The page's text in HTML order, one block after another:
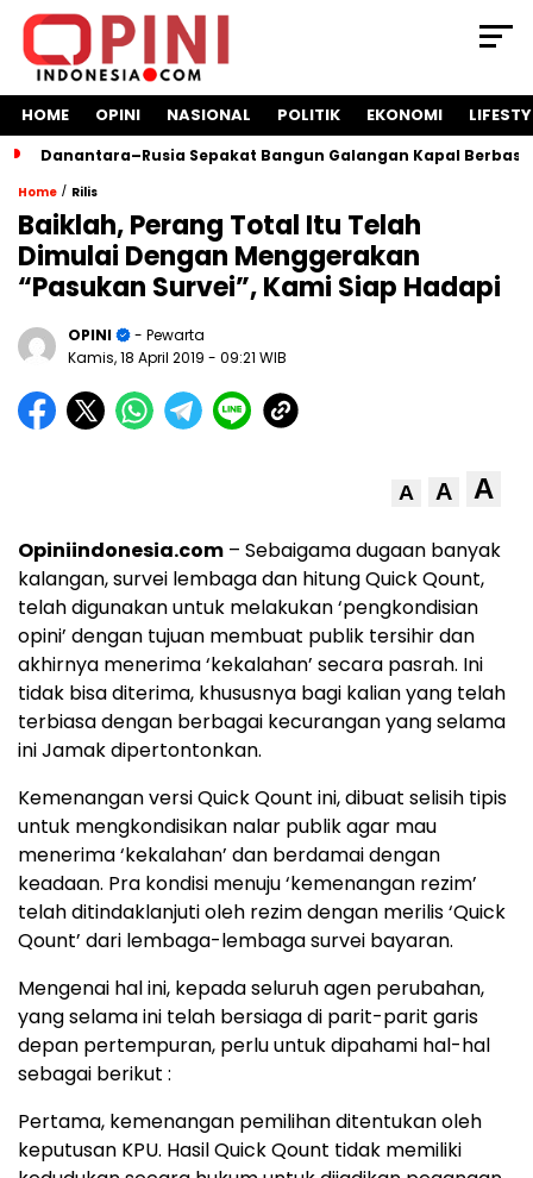
HOME OPINI NASIONAL POLITIK EKONOMI
Danantara–Rusia Sepakat Bangun Galangan Kapal
Home / Rilis
Baiklah, Perang Total Itu Telah
Dimulai Dengan Menggerakan
“Pasukan Survei”, Kami Siap Hadapi
OPINI
- Pewarta
Kamis, 18 April 2019 - 09:21 WIB
A A A
Opiniindonesia.com – Sebaigama dugaan banyak
kalangan, survei lembaga dan hitung Quick Qount,
telah digunakan untuk melakukan ‘pengkondisian
opini’ dengan tujuan membuat publik tersihir dan
akhirnya menerima ‘kekalahan’ secara pasrah. Ini
tidak bisa diterima, khususnya bagi kalian yang telah
terbiasa dengan berbagai kecurangan yang selama
ini Jamak dipertontonkan.
Kemenangan versi Quick Qount ini, dibuat selisih tipis
untuk mengkondisikan nalar publik agar mau
menerima ‘kekalahan’ dan berdamai dengan
keadaan. Pra kondisi menuju ‘kemenangan rezim’
telah ditindaklanjuti oleh rezim dengan merilis ‘Quick
Qount’ dari lembaga-lembaga survei bayaran.
Mengenai hal ini, kepada seluruh agen perubahan,
yang selama ini telah bersiaga di parit-parit garis
depan pertempuran, perlu untuk dipahami hal-hal
sebagai berikut :
Pertama, kemenangan pemilihan ditentukan oleh
keputusan KPU. Hasil Quick Qount tidak memiliki